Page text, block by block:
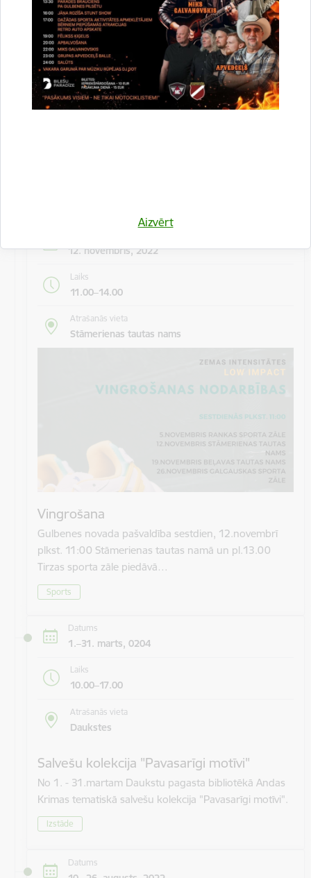
Aizvērt
12. novembris, 2022
Laiks
11.00–14.00
Atrašanās vieta
Stāmerienas tautas nams
Vingrošana
Gulbenes novada pašvaldība sestdien, 12.novembrī
plkst. 11:00 Stāmerienas tautas namā un pl.13.00
Tirzas sporta zāle piedāvā…
Sports
Datums
1.–31. marts, 0204
Laiks
10.00–17.00
Atrašanās vieta
Daukstes
Salvešu kolekcija "Pavasarīgi motīvi"
No 1. - 31.martam Daukstu pagasta bibliotēkā Andas
Krimas tematiskā salvešu kolekcija "Pavasarīgi motīvi".
Izstāde
Datums